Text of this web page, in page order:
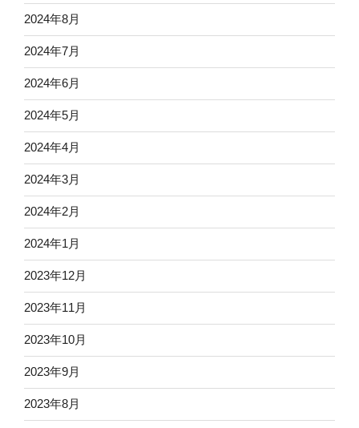
2024年8月
2024年7月
2024年6月
2024年5月
2024年4月
2024年3月
2024年2月
2024年1月
2023年12月
2023年11月
2023年10月
2023年9月
2023年8月